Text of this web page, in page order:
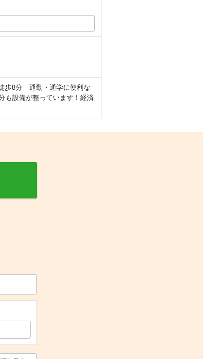
歩8分 通勤・通学に便利な
も設備が整っています！経済